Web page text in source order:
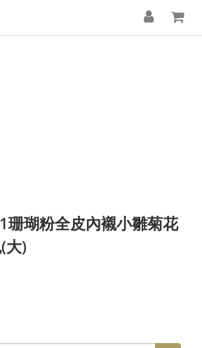
珊瑚粉全皮內襯小雛菊花
大)